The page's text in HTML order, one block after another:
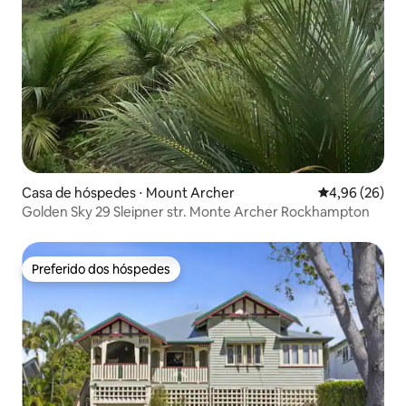
Casa de hóspedes ⋅ Mount Archer 4,96 de uma
4,96 (26)
Golden Sky 29 Sleipner str. Monte Archer Rockhampton
Preferido dos hóspedes
Preferido dos hóspedes